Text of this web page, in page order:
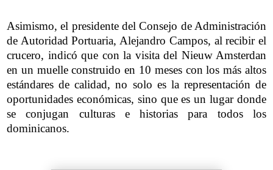
Asimismo, el presidente del Consejo de Administración
de Autoridad Portuaria, Alejandro Campos, al recibir el
crucero, indicó que con la visita del Nieuw Amsterdan
en un muelle construido en 10 meses con los más altos
estándares de calidad, no solo es la representación de
oportunidades económicas, sino que es un lugar donde
se conjugan culturas e historias para todos los
dominicanos.